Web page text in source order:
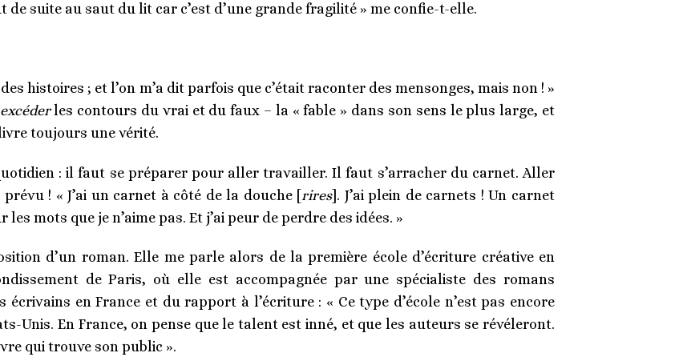
de suite au saut du lit car c’est d’une grande fragilité » me confie-t-elle.
histoires ; et l’on m’a dit parfois que c’était raconter des mensonges, mais non ! »
excéderles contours du vrai et du faux – la « fable » dans son sens le plus large, et
toujours une vérité.
: il faut se préparer pour aller travailler. Il faut s’arracher du carnet. Aller
! « J’ai un carnet à côté de la douche [rires]. J’ai plein de carnets ! Un carnet
mots que je n’aime pas. Et j’ai peur de perdre des idées. »
d’un roman. Elle me parle alors de la première école d’écriture créative en
de Paris, où elle est accompagnée par une spécialiste des romans
écrivains en France et du rapport à l’écriture : « Ce type d’école n’est pas encore
Unis. En France, on pense que le talent est inné, et que les auteurs se révéleront.
qui trouve son public ».